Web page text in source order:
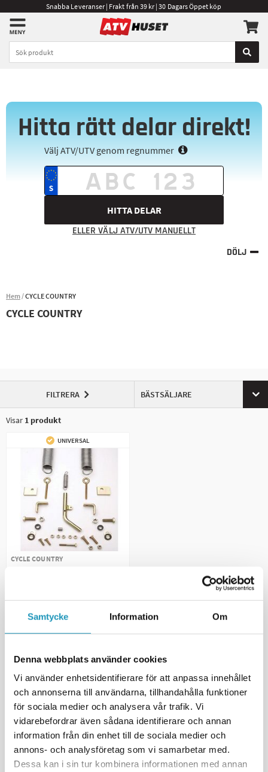
Samtycke Information Om
Denna webbplats använder cookies
Vi använder enhetsidentifierare för att anpassa innehållet
och annonserna till användarna, tillhandahålla funktioner
för sociala medier och analysera vår trafik. Vi
vidarebefordrar även sådana identifierare och annan
information från din enhet till de sociala medier och
annons- och analysföretag som vi samarbetar med.
Dessa kan i sin tur kombinera informationen med annan
Snabba Leveranser | Frakt från 39 kr | 30 Dagars Öppet köp
Hitta rätt delar direkt!
Välj ATV/UTV genom regnummer
HITTA DELAR
ELLER VÄLJ ATV/UTV MANUELLT
DÖLJ
Hem CYCLE COUNTRY
CYCLE COUNTRY
FILTRERA BÄSTSÄLJARE
Visar 1 produkt
UNIVERSAL
CYCLE COUNTRY
675 kr
I LAGER
Visar1 1produkt